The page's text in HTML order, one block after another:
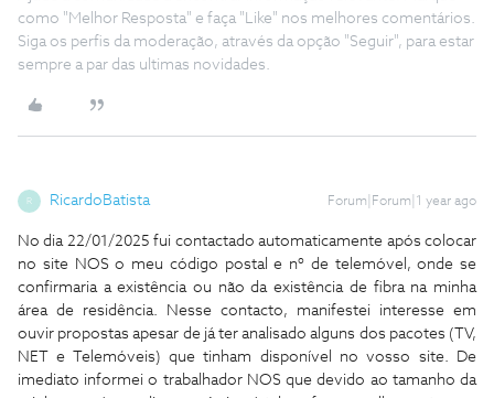
como "Melhor Resposta" e faça "Like" nos melhores comentários.
Siga os perfis da moderação, através da opção "Seguir", para estar
sempre a par das ultimas novidades.
R RicardoBatista Forum|Forum|1 year ago
No dia 22/01/2025 fui contactado automaticamente após colocar
no site NOS o meu código postal e nº de telemóvel, onde se
confirmaria a existência ou não da existência de fibra na minha
área de residência. Nesse contacto, manifestei interesse em
ouvir propostas apesar de já ter analisado alguns dos pacotes (TV,
NET e Telemóveis) que tinham disponível no vosso site. De
imediato informei o trabalhador NOS que devido ao tamanho da